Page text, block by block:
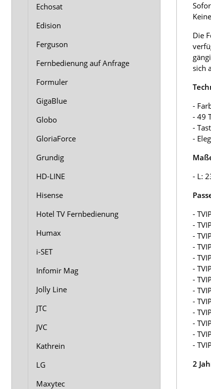
Die
sich
-
- 49
-
-
- L:
-
-
-
-
-
-
-
-
-
-
-
-
-
2
Echosat
Edision
Ferguson
Fernbedienung auf Anfrage
Formuler
GigaBlue
Globo
GloriaForce
Grundig
HD-LINE
Hisense
Hotel TV Fernbedienung
Humax
i-SET
Infomir Mag
Jolly Line
JTC
JVC
Kathrein
LG
Maxytec